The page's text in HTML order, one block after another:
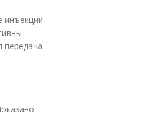
инъекции
передача